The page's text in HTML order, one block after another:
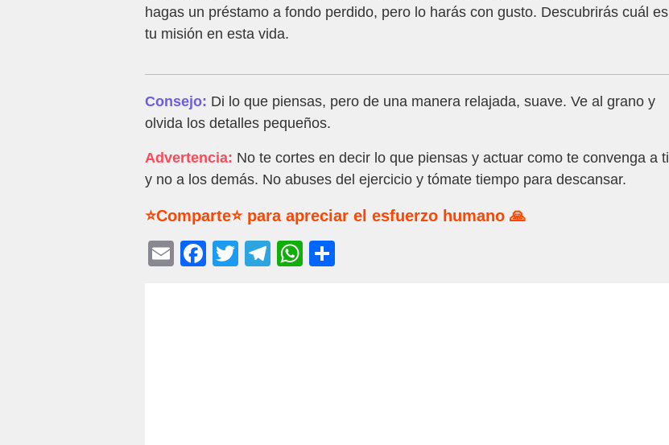
hagas un préstamo a fondo perdido, pero lo harás con gusto. Descubrirás cuál es
tu misión en esta vida.
Consejo: Di lo que piensas, pero de una manera relajada, suave. Ve al grano y
olvida los detalles pequeños.
Advertencia: No te cortes en decir lo que piensas y actuar como te convenga a ti
y no a los demás. No abuses del ejercicio y tómate tiempo para descansar.
⭐Comparte⭐ para apreciar el esfuerzo humano 🙏
E
F
T
T
W